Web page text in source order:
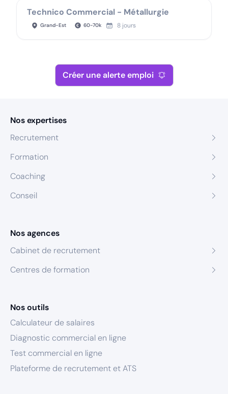
Technico Commercial - Métallurgie
Grand-Est 60-70k 8 jours
Créer une alerte emploi
Nos expertises
Recrutement
Formation
Coaching
Conseil
Nos agences
Cabinet de recrutement
Centres de formation
Nos outils
Calculateur de salaires
Diagnostic commercial en ligne
Test commercial en ligne
Plateforme de recrutement et ATS